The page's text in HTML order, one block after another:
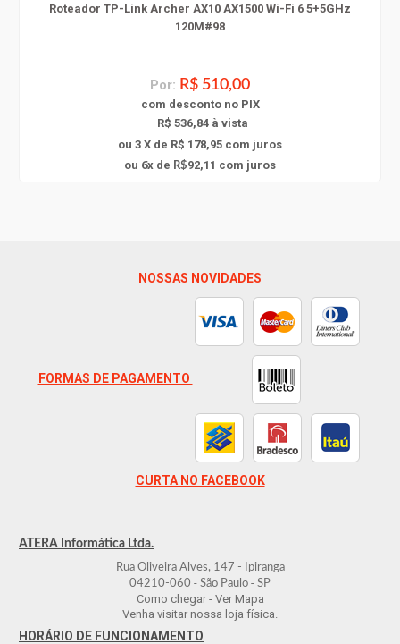
Roteador TP-Link Archer AX10 AX1500 Wi-Fi 6 5+5GHz
120M#98
Por: R$ 510,00
com desconto no PIX
R$ 536,84 à vista
ou 3 X de R$ 178,95 com juros
ou 6x de R$92,11 com juros
NOSSAS NOVIDADES
FORMAS DE PAGAMENTO
CURTA NO FACEBOOK
ATERA Informática Ltda.
Rua Oliveira Alves, 147 - Ipiranga
04210-060 - São Paulo - SP
Como chegar - Ver Mapa
Venha visitar nossa loja física.
HORÁRIO DE FUNCIONAMENTO